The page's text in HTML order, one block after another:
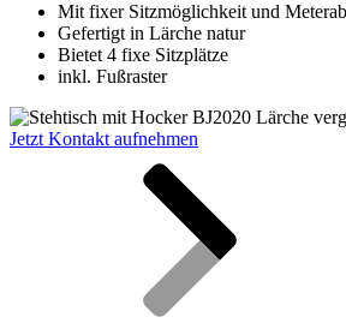
Mit fixer Sitzmöglichkeit und
Gefertigt in Lärche natur
Bietet 4 fixe Sitzplätze
inkl. Fußraster
Jetzt Kontakt aufnehmen